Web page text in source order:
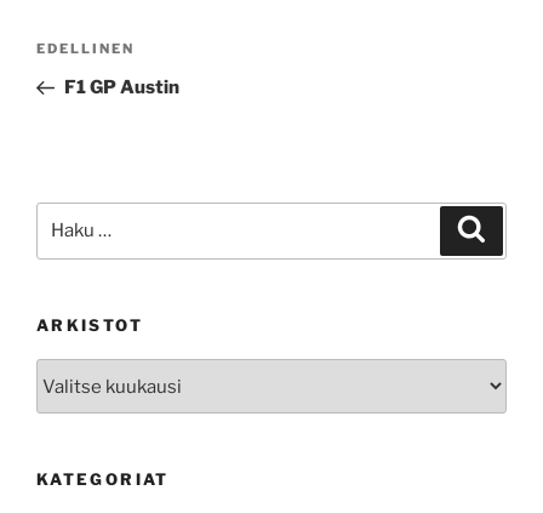
Edellinen
artikkeli
EDELLINEN
F1 GP Austin
ARKISTOT
KATEGORIAT